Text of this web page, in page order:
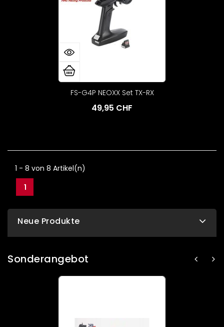
FS-G4P NEOXX Set TX-RX
49,95 CHF
1 - 8 von 8 Artikel(n)
1
Neue Produkte
Sonderangebot